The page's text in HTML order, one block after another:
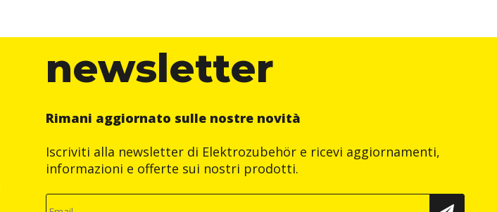
newsletter
Rimani aggiornato sulle nostre novità
Iscriviti alla newsletter di Elektrozubehör e ricevi aggiornamenti,
informazioni e offerte sui nostri prodotti.